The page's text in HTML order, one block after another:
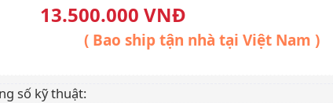
13.500.000 VNĐ
( Bao ship tận nhà tại Việt Nam )
số kỹ thuật: